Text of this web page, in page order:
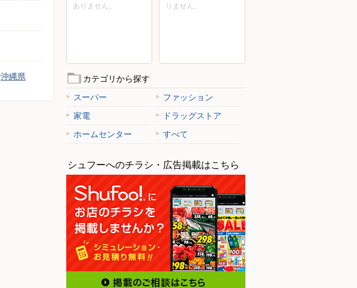
沖縄県
ありません。
りません。
カテゴリから探す
スーパー
ファッション
家電
ドラッグストア
ホームセンター
すべて
シュフーへのチラシ・広告掲載はこちら